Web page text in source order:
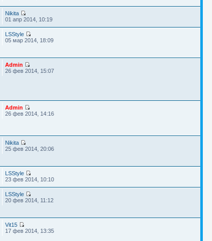
Nikita
01 апр 2014, 10:19
LSStyle
05 мар 2014, 18:09
Admin
26 фев 2014, 15:07
Admin
26 фев 2014, 14:16
Nikita
25 фев 2014, 20:06
LSStyle
23 фев 2014, 10:10
LSStyle
20 фев 2014, 11:12
Vit15
17 фев 2014, 13:35